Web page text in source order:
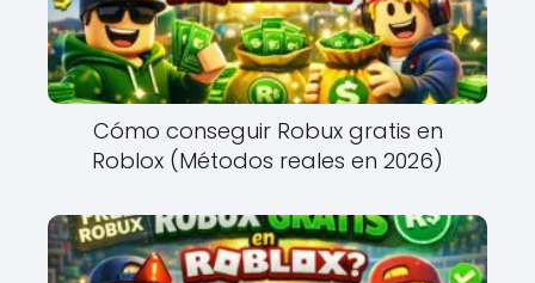
Cómo conseguir Robux gratis en
Roblox (Métodos reales en 2026)